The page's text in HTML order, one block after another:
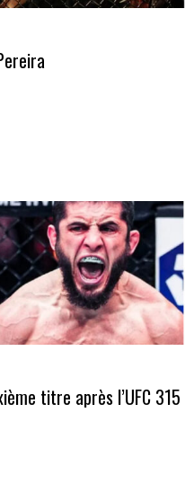
titre après l’UFC 315